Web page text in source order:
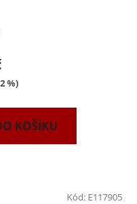
%)
KOŠÍKU
Kód: E117905